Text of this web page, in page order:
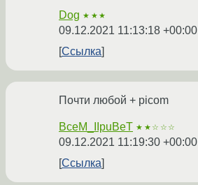
Dog ★★★
09.12.2021 11:13:18 +00:00
Ссылка
Почти любой + picom
BceM_IIpuBeT ★★☆☆☆
09.12.2021 11:19:30 +00:00
Ссылка